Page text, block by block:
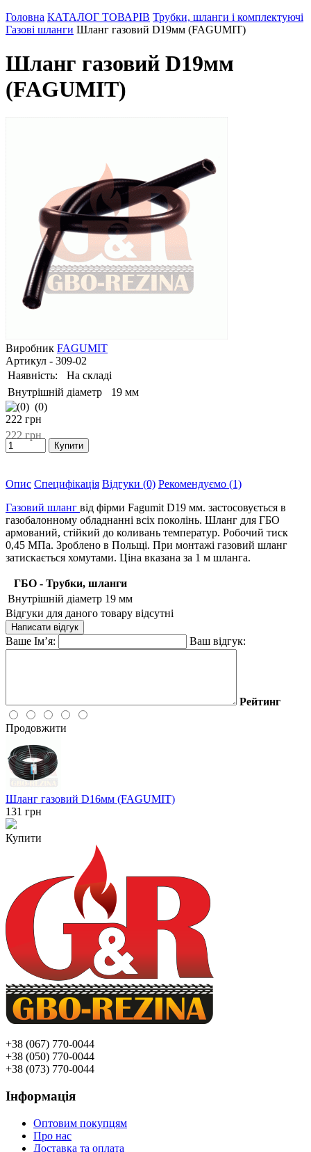
Головна КАТАЛОГ ТОВАРІВ Трубки, шланги і комплектуючі
Газові шланги Шланг газовий D19мм (FAGUMIT)
Шланг газовий D19мм
(FAGUMIT)
Виробник FAGUMIT
Артикул - 309-02
Наявність:
На складі
Внутрішній діаметр
19 мм
(0)
222 грн
222грн
Опис Специфікація Відгуки (0) Рекомендуємо (1)
Газовий шланг від фірми Fagumit D19 мм. застосовується в
газобалонному обладнанні всіх поколінь. Шланг для ГБО
армований, стійкий до коливань температур. Робочий тиск
0,45 МПа. Зроблено в Польщі. При монтажі газовий шланг
затискається хомутами. Ціна вказана за 1 м шланга.
ГБО - Трубки, шланги
Внутрішній діаметр 19 мм
Відгуки для даного товару відсутні
Написати відгук
Ваше Ім’я: Ваш відгук:
Рейтинг
Продовжити
Шланг газовий D16мм (FAGUMIT)
131 грн
Купити
+38 (067) 770-0044
+38 (050) 770-0044
+38 (073) 770-0044
Інформація
Оптовим покупцям
Про нас
Доставка та оплата